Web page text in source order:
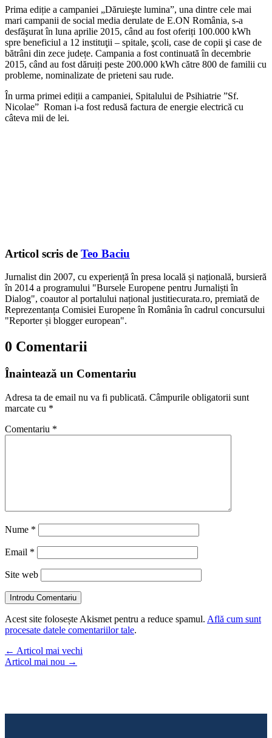
Prima ediție a campaniei „Dăruieşte lumina”, una dintre cele mai
mari campanii de social media derulate de E.ON România, s-a
desfăşurat în luna aprilie 2015, când au fost oferiți 100.000 kWh
spre beneficiul a 12 instituţii – spitale, şcoli, case de copii şi case de
bătrâni din zece județe. Campania a fost continuată în decembrie
2015, când au fost dăruiți peste 200.000 kWh către 800 de familii cu
probleme, nominalizate de prieteni sau rude.
În urma primei ediții a campaniei, Spitalului de Psihiatrie ”Sf.
Nicolae” Roman i-a fost redusă factura de energie electrică cu
câteva mii de lei.
Articol scris de Teo Baciu
Jurnalist din 2007, cu experiență în presa locală și națională, bursieră
în 2014 a programului "Bursele Europene pentru Jurnaliști în
Dialog", coautor al portalului național justitiecurata.ro, premiată de
Reprezentanța Comisiei Europene în România în cadrul concursului
"Reporter și blogger european".
0 Comentarii
Înaintează un Comentariu
Adresa ta de email nu va fi publicată. Câmpurile obligatorii sunt
marcate cu *
Comentariu *
Nume *
Email *
Site web
Introdu Comentariu
Acest site folosește Akismet pentru a reduce spamul. Află cum sunt
procesate datele comentariilor tale.
← Articol mai vechi
Articol mai nou →